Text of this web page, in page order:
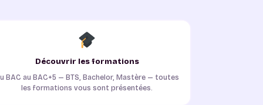
Découvrir les formations
BAC au BAC+5 — BTS, Bachelor, Mastère — toutes
les formations vous sont présentées.